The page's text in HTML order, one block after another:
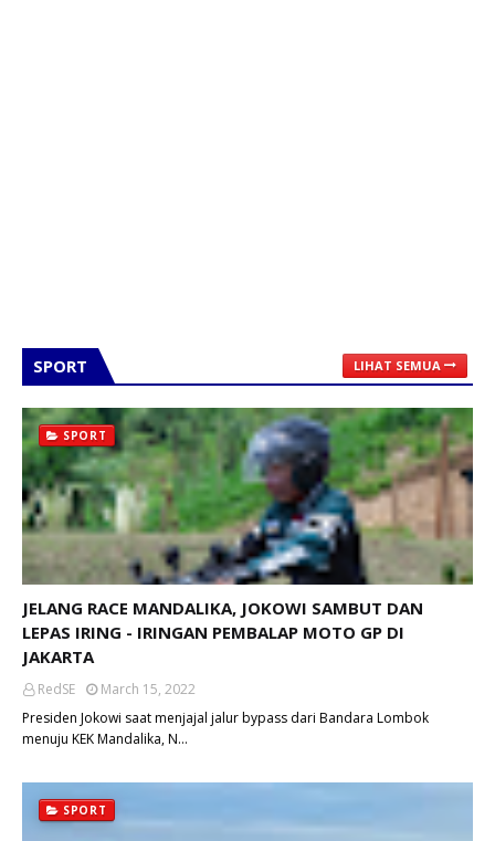
SPORT LIHAT SEMUA
SPORT
JELANG RACE MANDALIKA, JOKOWI SAMBUT DAN
LEPAS IRING - IRINGAN PEMBALAP MOTO GP DI
JAKARTA
RedSE
March 15, 2022
Presiden Jokowi saat menjajal jalur bypass dari Bandara Lombok
menuju KEK Mandalika, N…
SPORT